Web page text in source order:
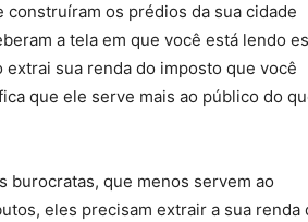
os prédios da sua cidade
a tela em que você está lendo
sua renda do imposto que você
que ele serve mais ao público do
burocratas, que menos servem ao
eles precisam extrair a sua renda